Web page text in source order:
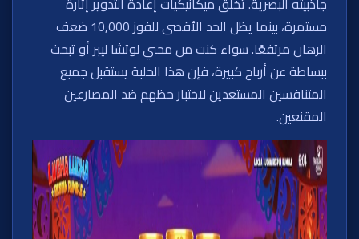
مستمرة، بينما يظل الحد الأقصى للفوز 10,000 ضعف
الرهان مرتفعًا. سواء كنت من محبي لوتشا ليبر أو تبحث
ببساطة عن أرباح كبيرة، فإن هذا الحلبة يستقبل جميع
المتنافسين المستعدين لاختبار حظهم ضد المصارعين
المقنعين.